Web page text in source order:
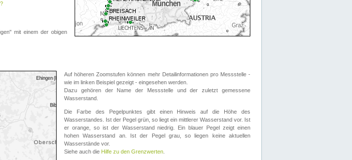
mit einem der obigen
Auf höheren Zoomstufen können mehr Detailinformationen pro Messstelle -
wie im linken Beispiel gezeigt - eingesehen werden.
Dazu gehören der Name der Messstelle und der zuletzt gemessene
Wasserstand.
Die Farbe des Pegelpunktes gibt einen Hinweis auf die Höhe des
Wasserstandes. Ist der Pegel grün, so liegt ein mittlerer Wasserstand vor. Ist
er orange, so ist der Wasserstand niedrig. Ein blauer Pegel zeigt einen
hohen Wasserstand an. Ist der Pegel grau, so liegen keine aktuellen
Wasserstände vor.
Siehe auch die Hilfe zu den Grenzwerten